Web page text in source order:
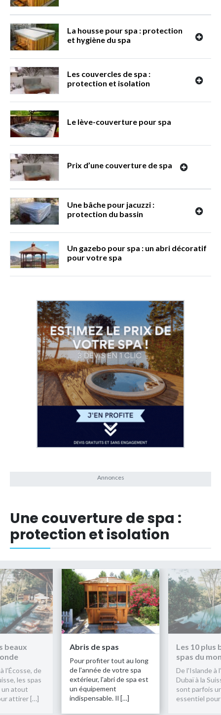
La housse pour spa : protection
et hygiène du spa
Les couvercles de spa :
protection et isolation
Le lève-couverture pour spa
Prix d’une couverture de spa
Une bâche pour jacuzzi :
protection du bassin
Un gazebo pour spa : un abri décoratif
pour votre spa
Une couverture de spa :
protection et isolation
beaux
l’Écosse, de
les spas
un atout
attirer […]
Abris de spas
Pour profiter tout au long
de l'année de votre spa
extérieur, l'abri de spa est
un équipement
indispensable. Il […]
Les 10 plus
spas du
De l'Islande à
Dubaï à la
sont parfois
essentiel